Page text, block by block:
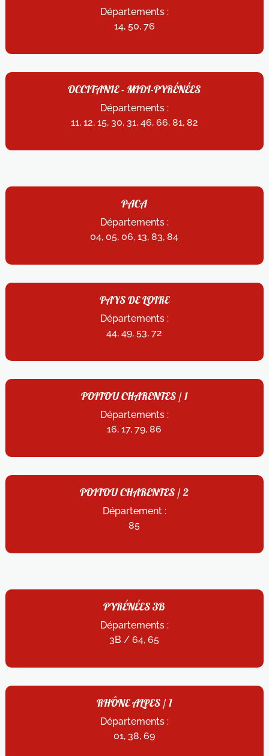
Départements :
14, 50, 76
OCCITANIE - MIDI-PYRÉNÉES
Départements :
11, 12, 15, 30, 31, 46, 66, 81, 82
PACA
Départements :
04, 05, 06, 13, 83, 84
PAYS DE LOIRE
Départements :
44, 49, 53, 72
POITOU CHARENTES / 1
Départements :
16, 17, 79, 86
POITOU CHARENTES / 2
Département :
85
PYRÉNÉES 3B
Départements :
3B / 64, 65
RHÔNE ALPES / 1
Départements :
01, 38, 69